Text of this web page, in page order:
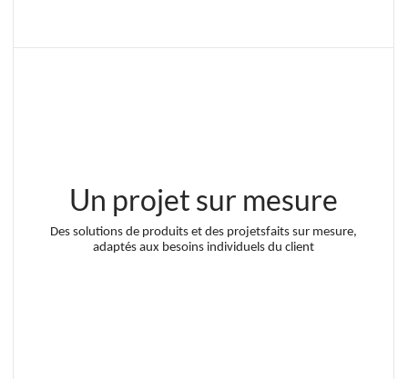
Un projet sur mesure
Des solutions de produits et des projetsfaits sur mesure,
adaptés aux besoins individuels du client